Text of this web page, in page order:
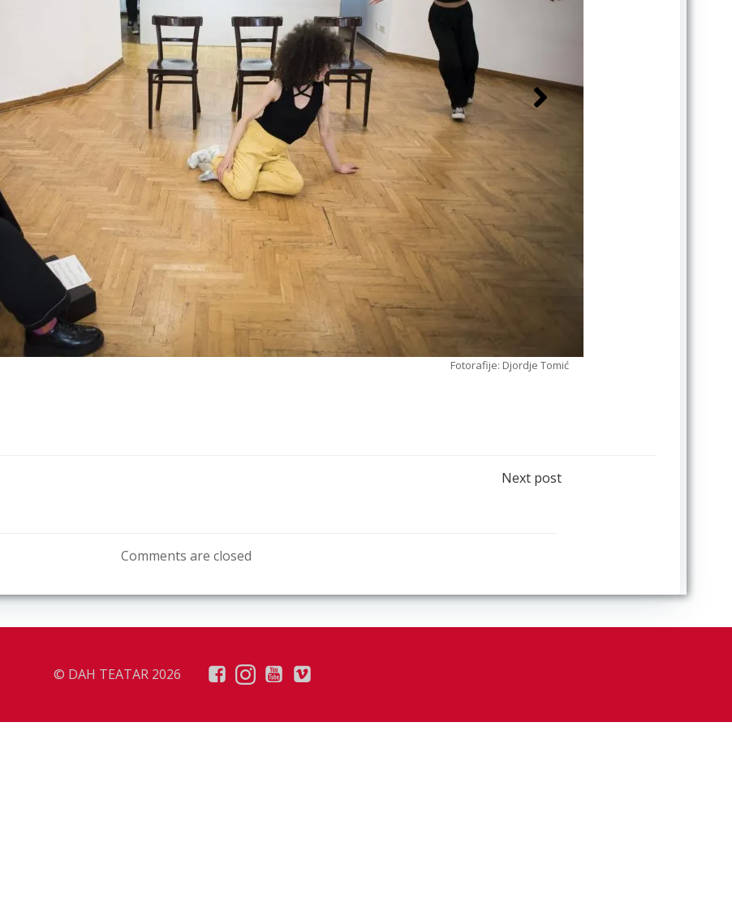
Fotorafije: Djordje Tomić
Next post
Comments are closed
© DAH TEATAR 2026